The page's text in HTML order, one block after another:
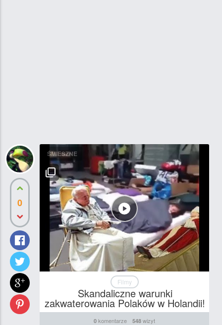
0
ŚMIESZNE
Filmy
Skandaliczne warunki
zakwaterowania Polaków w Holandii!
0 komentarze 548 wizyt